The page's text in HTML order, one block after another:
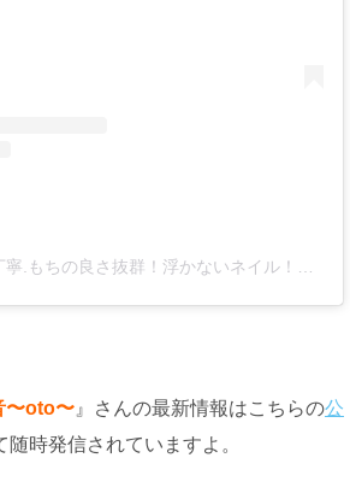
NailSalon音〜oto〜/丁寧.もちの良さ抜群！浮かないネイル！高砂市ネイルサロン(@nailsalon_oto)がシェアした投稿
〜oto〜 』さんの最新情報はこちらの公
随時発信されていますよ。